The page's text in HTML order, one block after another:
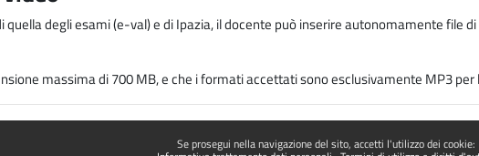
Se prosegui nella navigazione del sito, accetti l'utilizzo dei cookie:
degli esami (e-val) e di Ipazia, il docente può inserire autonomamente file
massima di 700 MB, e che i formati accettati sono esclusivamente MP3 per